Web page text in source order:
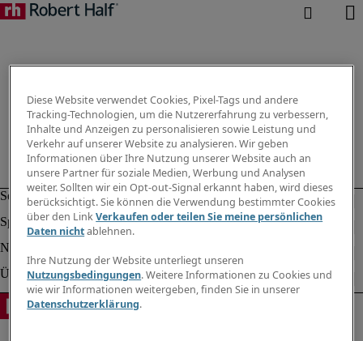
Diese Website verwendet Cookies, Pixel-Tags und andere
Tracking-Technologien, um die Nutzererfahrung zu verbessern,
Inhalte und Anzeigen zu personalisieren sowie Leistung und
Verkehr auf unserer Website zu analysieren. Wir geben
Informationen über Ihre Nutzung unserer Website auch an
unsere Partner für soziale Medien, Werbung und Analysen
weiter. Sollten wir ein Opt-out-Signal erkannt haben, wird dieses
berücksichtigt. Sie können die Verwendung bestimmter Cookies
über den LinkVerkaufen oder teilen Sie meine persönlichen
Daten nichtablehnen.
Ihre Nutzung der Website unterliegt unseren
Nutzungsbedingungen. Weitere Informationen zu Cookies und
wie wir Informationen weitergeben, finden Sie in unserer
Datenschutzerklärung.